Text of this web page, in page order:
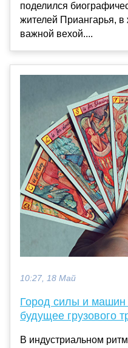
поделился
жителей Приангарья,
важной вехой....
10:27, 18 Май
Город силы и
будущее грузового
В индустриальном